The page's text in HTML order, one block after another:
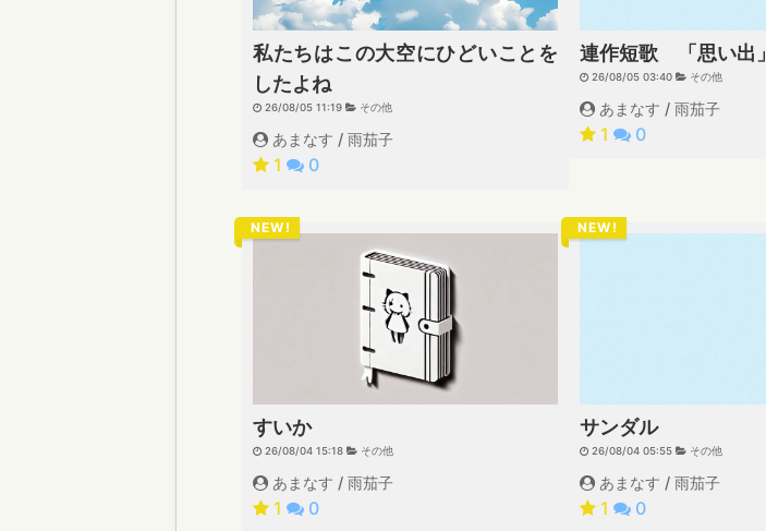
私たちはこの大空にひどいことを
したよね
26/08/05 11:19 その他
あまなす / 雨茄子
1 0
連作短歌 「思い出」
26/08/05 03:40 その他
あまなす / 雨茄子
1 0
NEW!
すいか
26/08/04 15:18 その他
あまなす / 雨茄子
1 0
NEW!
サンダル
26/08/04 05:55 その他
あまなす / 雨茄子
1 0